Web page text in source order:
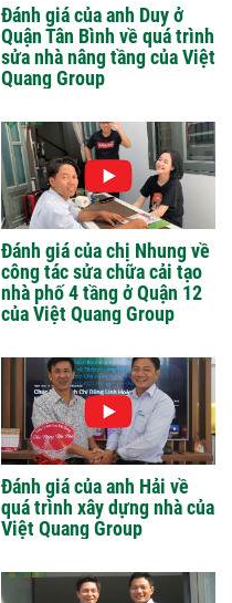
Đánh giá của anh Duy ở
Quận Tân Bình về quá trình
sửa nhà nâng tầng của Việt
Quang Group
Đánh giá của chị Nhung về
công tác sửa chữa cải tạo
nhà phố 4 tầng ở Quận 12
của Việt Quang Group
Đánh giá của anh Hải về
quá trình xây dựng nhà của
Việt Quang Group